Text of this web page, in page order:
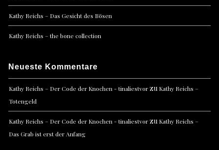
Kathy Reichs – Das Gesicht des Bösen
Kathy Reichs – the bone collection
Neueste Kommentare
Kathy Reichs – Der Code der Knochen - tinaliestvorzu Kathy Reichs –
Totengeld
Kathy Reichs – Der Code der Knochen - tinaliestvorzu Kathy Reichs –
Das Grab ist erst der Anfang